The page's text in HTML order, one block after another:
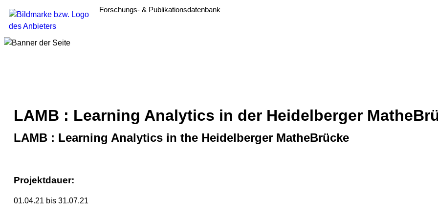
Forschungs- & Publikationsdatenbank
LAMB : Learning Analytics in der Heidelberger
LAMB : Learning Analytics in the Heidelberger MatheBrücke
Projektdauer:
01.04.21 bis 31.07.21